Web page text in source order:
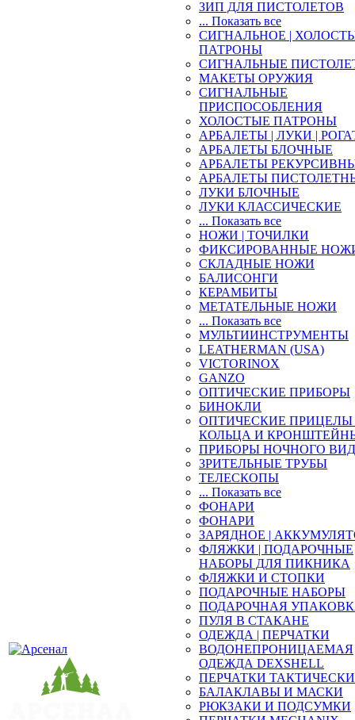
ЗИП ДЛЯ ПИСТОЛЕТОВ
... Показать все
СИГНАЛЬНОЕ |
ПАТРОНЫ
СИГНАЛЬНЫЕ
МАКЕТЫ ОРУЖИЯ
СИГНАЛЬНЫЕ
ПРИСПОСОБЛЕНИЯ
ХОЛОСТЫЕ ПАТРОНЫ
АРБАЛЕТЫ | ЛУКИ |
АРБАЛЕТЫ БЛОЧНЫЕ
АРБАЛЕТЫ
АРБАЛЕТЫ
ЛУКИ БЛОЧНЫЕ
ЛУКИ КЛАССИЧЕСКИЕ
... Показать все
НОЖИ | ТОЧИЛКИ
ФИКСИРОВАННЫЕ
СКЛАДНЫЕ НОЖИ
БАЛИСОНГИ
КЕРАМБИТЫ
МЕТАТЕЛЬНЫЕ НОЖИ
... Показать все
МУЛЬТИИНСТРУМЕНТЫ
LEATHERMAN (USA)
VICTORINOX
GANZO
ОПТИЧЕСКИЕ ПРИБОРЫ
БИНОКЛИ
ОПТИЧЕСКИЕ ПРИЦЕЛЫ
КОЛЬЦА И
ПРИБОРЫ НОЧНОГО
ЗРИТЕЛЬНЫЕ ТРУБЫ
ТЕЛЕСКОПЫ
... Показать все
ФОНАРИ
ФОНАРИ
ЗАРЯДНОЕ |
ФЛЯЖКИ | ПОДАРОЧНЫЕ
НАБОРЫ ДЛЯ ПИКНИКА
ФЛЯЖКИ И СТОПКИ
ПОДАРОЧНЫЕ НАБОРЫ
ПОДАРОЧНАЯ
ПУЛЯ В СТАКАНЕ
ОДЕЖДА | ПЕРЧАТКИ
ВОДОНЕПРОНИЦАЕМАЯ
ОДЕЖДА DEXSHELL
ПЕРЧАТКИ
БАЛАКЛАВЫ И МАСКИ
РЮКЗАКИ И ПОДСУМКИ